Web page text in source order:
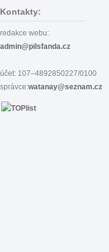
Kontakty:
redakce webu:
admin@pilsfanda.cz
účet: 107–4892850227/0100
správce:watanay@seznam.cz